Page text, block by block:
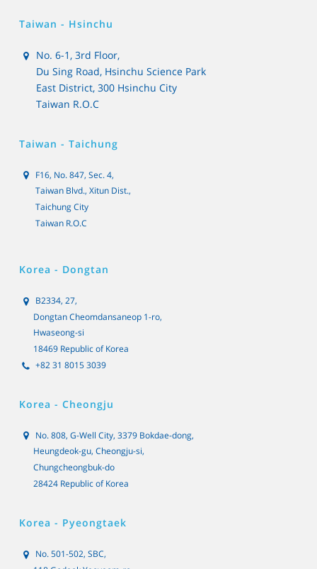
Taiwan - Hsinchu
No. 6-1, 3rd Floor,
Du Sing Road, Hsinchu Science Park
East District, 300 Hsinchu City
Taiwan R.O.C
Taiwan - Taichung
F16, No. 847, Sec. 4,
Taiwan Blvd., Xitun Dist.,
Taichung City
Taiwan R.O.C
Korea - Dongtan
B2334, 27,
Dongtan Cheomdansaneop 1-ro,
Hwaseong-si
18469 Republic of Korea
+82 31 8015 3039
Korea - Cheongju
No. 808, G-Well City, 3379 Bokdae-dong,
Heungdeok-gu, Cheongju-si,
Chungcheongbuk-do
28424 Republic of Korea
Korea - Pyeongtaek
No. 501-502, SBC,